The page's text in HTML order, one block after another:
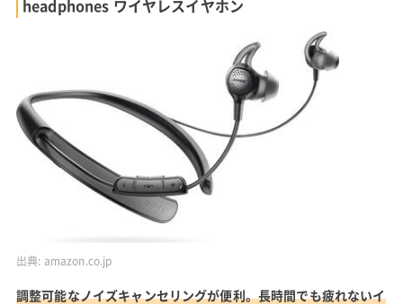
headphones ワイヤレスイヤホン
出典: amazon.co.jp
調整可能なノイズキャンセリングが便利。長時間でも疲れないイ